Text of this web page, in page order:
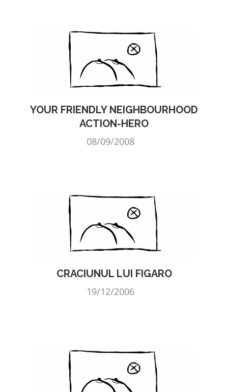
YOUR FRIENDLY NEIGHBOURHOOD
ACTION-HERO
08/09/2008
CRACIUNUL LUI FIGARO
19/12/2006